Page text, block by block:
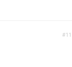
#11